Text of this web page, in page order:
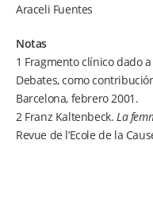
Araceli Fuentes
Notas
1 Fragmento clínico dado
Debates, como
Barcelona, febrero 2001.
2 Franz Kaltenbeck. La
Revue de l’Ecole de la